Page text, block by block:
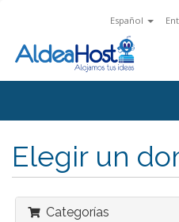
Español
Elegir un
Categorías